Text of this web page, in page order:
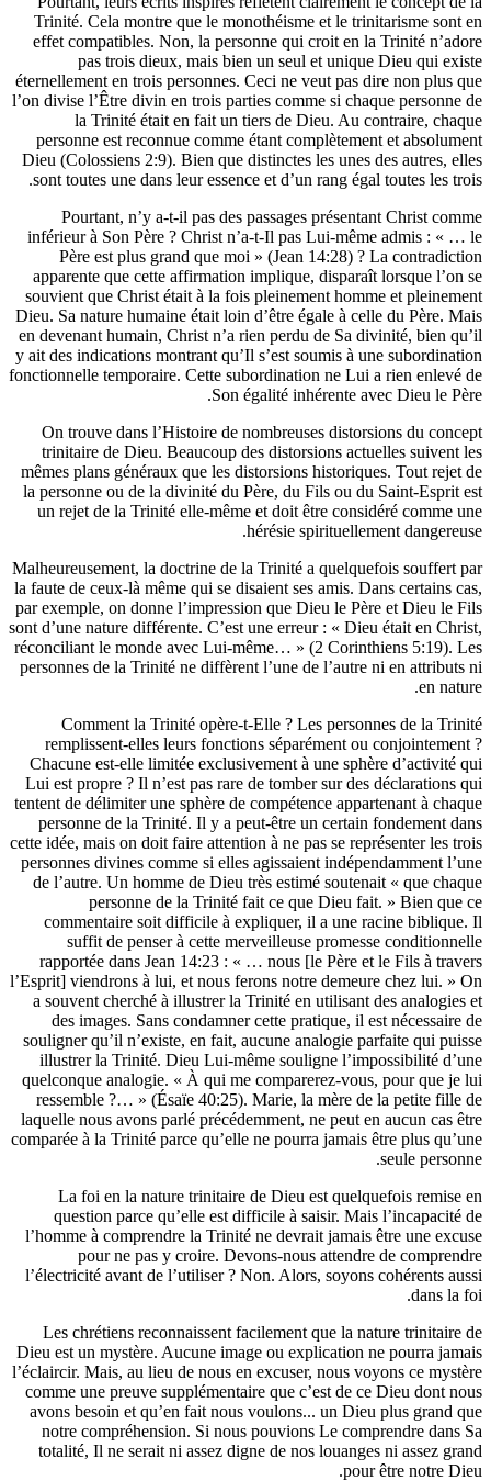
Trinité. Cela montre que le monothéisme et le
effet compatibles. Non, la personne qui croit en la
pas trois dieux, mais bien un seul et unique
éternellement en trois personnes. Ceci ne veut pas dire
l’on divise l’Être divin en trois parties comme si chaque
la Trinité était en fait un tiers de Dieu. Au
personne est reconnue comme étant complètement et
Dieu (Colossiens 2:9). Bien que distinctes les unes des
sont toutes une dans leur essence et d’un rang égal
Pourtant, n’y a-t-il pas des passages présentant
inférieur à Son Père ? Christ n’a-t-Il pas Lui-même
Père est plus grand que moi » (Jean 14:28) ? La
apparente que cette affirmation implique, disparaît
souvient que Christ était à la fois pleinement homme et
Dieu. Sa nature humaine était loin d’être égale à celle du
en devenant humain, Christ n’a rien perdu de Sa
y ait des indications montrant qu’Il s’est soumis à une
fonctionnelle temporaire. Cette subordination ne Lui a
Son égalité inhérente avec
On trouve dans l’Histoire de nombreuses distorsions
trinitaire de Dieu. Beaucoup des distorsions actuelles
mêmes plans généraux que les distorsions historiques.
la personne ou de la divinité du Père, du Fils ou du
un rejet de la Trinité elle-même et doit être considéré
hérésie spirituellement
Malheureusement, la doctrine de la Trinité a quelquefois
la faute de ceux-là même qui se disaient ses amis. Dans
par exemple, on donne l’impression que Dieu le Père et
sont d’une nature différente. C’est une erreur : « Dieu
réconciliant le monde avec Lui-même… » (2 Corinthiens
personnes de la Trinité ne diffèrent l’une de l’autre ni en
Comment la Trinité opère-t-Elle ? Les personnes
remplissent-elles leurs fonctions séparément ou
Chacune est-elle limitée exclusivement à une sphère
Lui est propre ? Il n’est pas rare de tomber sur des
tentent de délimiter une sphère de compétence
personne de la Trinité. Il y a peut-être un certain
cette idée, mais on doit faire attention à ne pas se
personnes divines comme si elles agissaient
de l’autre. Un homme de Dieu très estimé soutenait «
personne de la Trinité fait ce que Dieu fait. »
commentaire soit difficile à expliquer, il a une racine
suffit de penser à cette merveilleuse promesse
rapportée dans Jean 14:23 : « … nous [le Père et le
l’Esprit] viendrons à lui, et nous ferons notre demeure
a souvent cherché à illustrer la Trinité en utilisant des
des images. Sans condamner cette pratique, il est
souligner qu’il n’existe, en fait, aucune analogie
illustrer la Trinité. Dieu Lui-même souligne
quelconque analogie. « À qui me comparerez-vous,
ressemble ?… » (Ésaïe 40:25). Marie, la mère de la
laquelle nous avons parlé précédemment, ne peut en
comparée à la Trinité parce qu’elle ne pourra jamais être
La foi en la nature trinitaire de Dieu est
question parce qu’elle est difficile à saisir. Mais
l’homme à comprendre la Trinité ne devrait jamais être
pour ne pas y croire. Devons-nous attendre de
l’électricité avant de l’utiliser ? Non. Alors, soyons
Les chrétiens reconnaissent facilement que la nature
Dieu est un mystère. Aucune image ou explication ne
l’éclaircir. Mais, au lieu de nous en excuser, nous voyons
comme une preuve supplémentaire que c’est de ce
avons besoin et qu’en fait nous voulons... un Dieu
notre compréhension. Si nous pouvions Le
totalité, Il ne serait ni assez digne de nos louanges ni
pour être